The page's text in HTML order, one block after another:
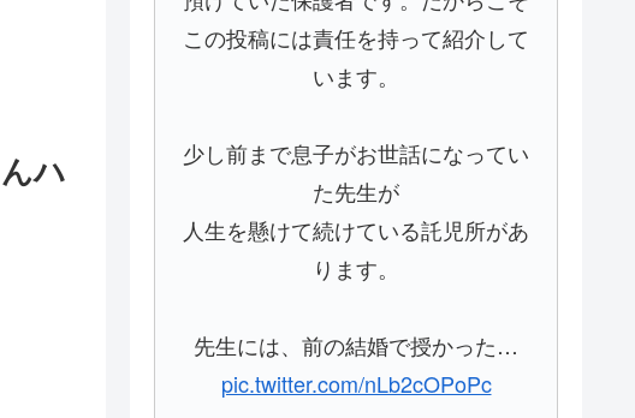
ハ
この投稿には責任を持って紹介して
います。
少し前まで息子がお世話になってい
た先生が
人生を懸けて続けている託児所があ
ります。
先生には、前の結婚で授かった…
pic.twitter.com/nLb2cOPoPc